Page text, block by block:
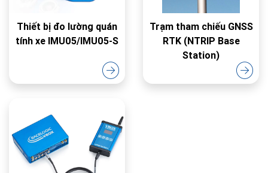
Thiết bị đo lường quán
tính xe IMU05/IMU05-S
Trạm tham chiếu GNSS
RTK (NTRIP Base
Station)